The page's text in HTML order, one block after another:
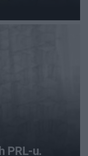
PRL-u.